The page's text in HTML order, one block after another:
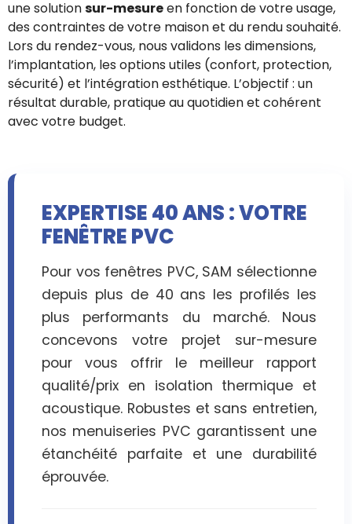
une solutionsur-mesureen fonction de votre usage,
des contraintes de votre maison et du rendu souhaité.
Lors du rendez-vous, nous validons les dimensions,
l’implantation, les options utiles (confort, protection,
sécurité) et l’intégration esthétique. L’objectif : un
résultat durable, pratique au quotidien et cohérent
avec votre budget.
EXPERTISE 40 ANS : VOTRE
FENÊTRE PVC
Pour vos fenêtres PVC, SAM sélectionne
depuis plus de 40 ans les profilés les
plus performants du marché. Nous
concevons votre projet sur-mesure
pour vous offrir le meilleur rapport
qualité/prix en isolation thermique et
acoustique. Robustes et sans entretien,
nos menuiseries PVC garantissent une
étanchéité parfaite et une durabilité
éprouvée.